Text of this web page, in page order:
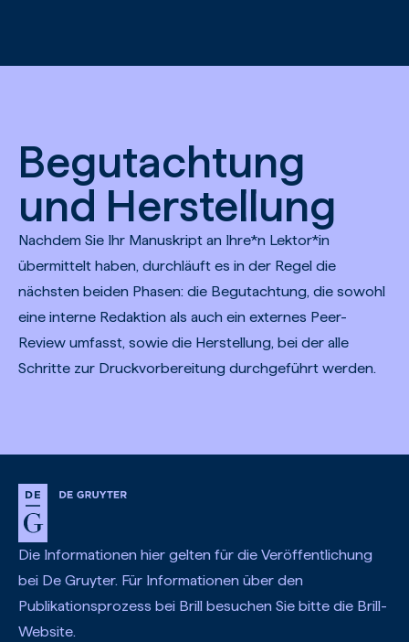
Begutachtung
und Herstellung
Nachdem Sie Ihr Manuskript an Ihre*n Lektor*in
übermittelt haben, durchläuft es in der Regel die
nächsten beiden Phasen: die Begutachtung, die sowohl
eine interne Redaktion als auch ein externes Peer-
Review umfasst, sowie die Herstellung, bei der alle
Schritte zur Druckvorbereitung durchgeführt werden.
Die Informationen hier gelten für die Veröffentlichung
bei De Gruyter. Für Informationen über den
Publikationsprozess bei Brill besuchen Sie bitte die Brill-
Website.